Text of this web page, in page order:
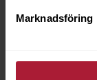
Marknadsföring